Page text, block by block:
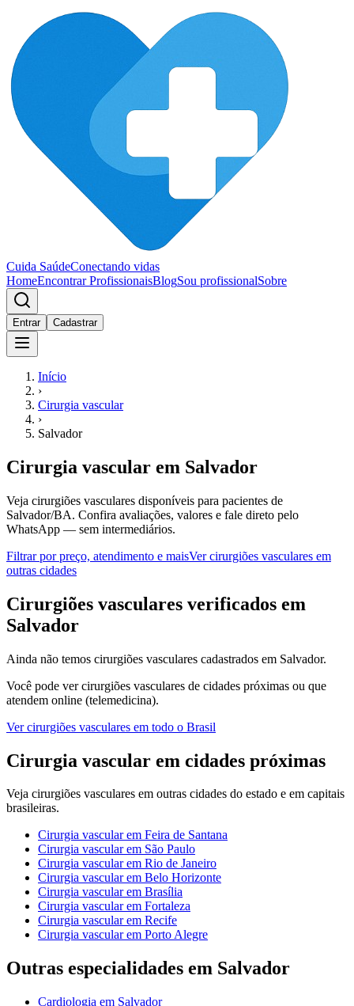
Cuida SaúdeConectando vidas
HomeEncontrar ProfissionaisBlogSou profissionalSobre
Entrar Cadastrar
Início
›
Cirurgia vascular
›
Salvador
Cirurgia vascular em Salvador
Veja cirurgiões vasculares disponíveis para pacientes de
Salvador/BA. Confira avaliações, valores e fale direto pelo
WhatsApp — sem intermediários.
Filtrar por preço, atendimento e maisVercirurgiões vasculares em
outras cidades
Cirurgiões vasculares verificados em
Salvador
Ainda não temos cirurgiões vasculares cadastrados em Salvador.
Você pode vercirurgiões vasculares de cidades próximas ou que
atendem online (telemedicina).
Vercirurgiões vasculares em todo o Brasil
Cirurgia vascular em cidades próximas
Veja cirurgiões vasculares em outras cidades do estado e em capitais
brasileiras.
Cirurgia vascularem Feira de Santana
Cirurgia vascularem São Paulo
Cirurgia vascularem Rio de Janeiro
Cirurgia vascularem Belo Horizonte
Cirurgia vascularem Brasília
Cirurgia vascularem Fortaleza
Cirurgia vascularem Recife
Cirurgia vascularem Porto Alegre
Outras especialidades em Salvador
Cardiologia em Salvador